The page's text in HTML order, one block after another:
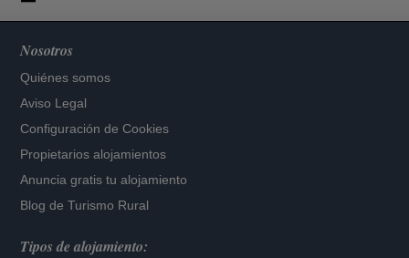
Nosotros
Quiénes somos
Aviso Legal
Configuración de Cookies
Propietarios alojamientos
Anuncia gratis tu alojamiento
Blog de Turismo Rural
Tipos de alojamiento: